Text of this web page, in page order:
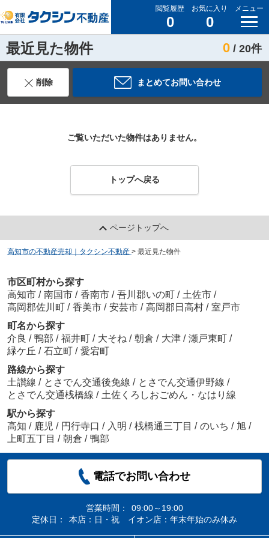
閲覧履歴
0
お気に入り
0
メニュー
最近見た物件 0 / 20件
削除 まとめてお問い合わせ
ご覧いただいた物件はありません。
トップへ戻る
ページトップへ
高知市の不動産売却｜タクシン不動産 > 最近見た物件
市区町村から探す
高知市 / 南国市 / 香南市 / 吾川郡いの町 / 土佐市 /
高岡郡佐川町 / 香美市 / 安芸市 / 高岡郡日高村 / 室戸市
町名から探す
介良 / 鴨部 / 福井町 / 大そね / 朝倉 / 大津 / 瀬戸東町 /
緑ケ丘 / 石立町 / 愛宕町
路線から探す
土讃線 / とさでん交通後免線 / とさでん交通伊野線 /
とさでん交通桟橋線 / 土佐くろしおごめん・なはり線
駅から探す
高知 / 鹿児 / 円行寺口 / 入明 / 桟橋通三丁目 / のいち / 旭 /
上町五丁目 / 朝倉 / 鴨部
電話でお問い合わせ
営業時間：
09:00～19:00
定休日：
本店：日・祝 イオン店：年末年始のみ休み